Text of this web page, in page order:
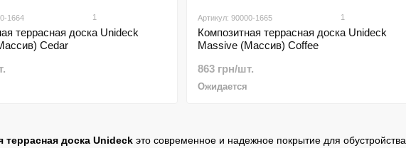
террасная доска Unideck это современное и надежное покрытие для обустройства
1664 1
террасная доска Unideck
Cedar
Артикул: 90000-1665 1
Композитная террасная доска Unideck
Massive (Массив) Coffee
863 грн/шт.
Ожидается